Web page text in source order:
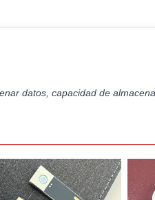
datos, capacidad de